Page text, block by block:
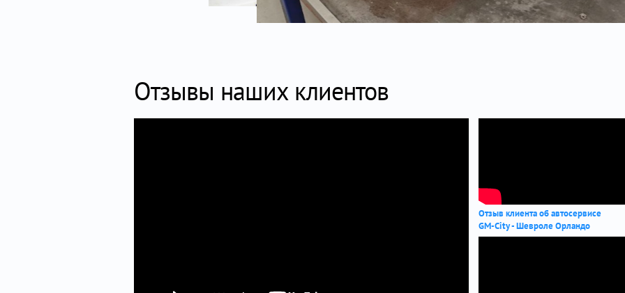
Отзывы наших клиентов
Отзыв клиента об автосервисе
GM-City - Шевроле Орландо